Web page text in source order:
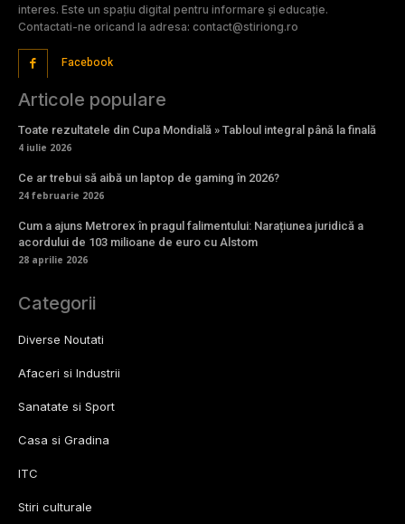
interes. Este un spațiu digital pentru informare și educație.
Contactati-ne oricand la adresa: contact@stiriong.ro
Facebook
Articole populare
Toate rezultatele din Cupa Mondială » Tabloul integral până la finală
4 iulie 2026
Ce ar trebui să aibă un laptop de gaming în 2026?
24 februarie 2026
Cum a ajuns Metrorex în pragul falimentului: Narațiunea juridică a
acordului de 103 milioane de euro cu Alstom
28 aprilie 2026
Categorii
Diverse Noutati
Afaceri si Industrii
Sanatate si Sport
Casa si Gradina
ITC
Stiri culturale